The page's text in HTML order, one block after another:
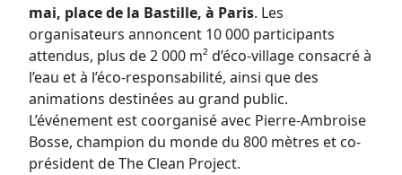
mai, place de la Bastille, à Paris. Les
organisateurs annoncent 10 000 participants
attendus, plus de 2 000 m² d’éco-village consacré à
l’eau et à l’éco-responsabilité, ainsi que des
animations destinées au grand public.
L’événement est coorganisé avec Pierre-Ambroise
Bosse, champion du monde du 800 mètres et co-
président de The Clean Project.